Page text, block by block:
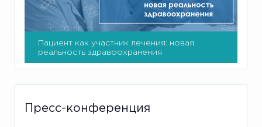
Пациент как участник лечения: новая
реальность здравоохранения
Пресс-конференция